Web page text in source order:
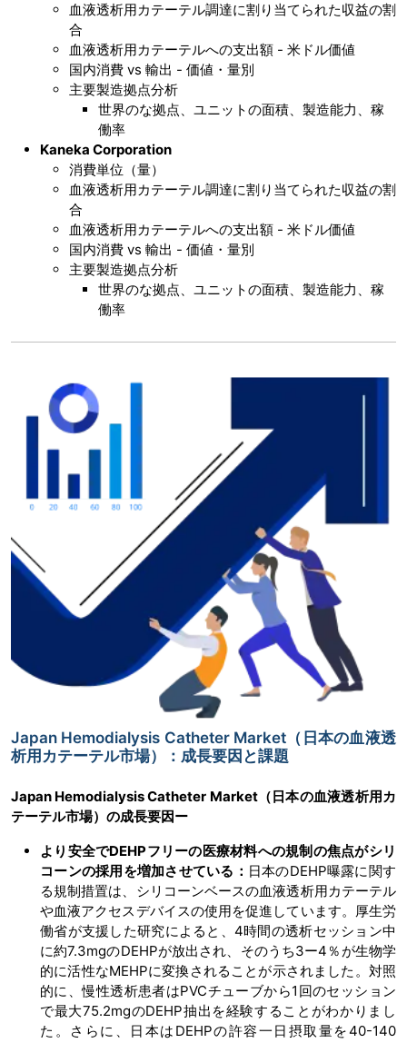
血液透析用カテーテル調達に割り当てられた収益の割
合
血液透析用カテーテルへの支出額 - 米ドル価値
国内消費 vs 輸出 - 価値・量別
主要製造拠点分析
世界のな拠点、ユニットの面積、製造能力、稼
働率
Kaneka Corporation
消費単位（量）
血液透析用カテーテル調達に割り当てられた収益の割
合
血液透析用カテーテルへの支出額 - 米ドル価値
国内消費 vs 輸出 - 価値・量別
主要製造拠点分析
世界のな拠点、ユニットの面積、製造能力、稼
働率
Japan Hemodialysis Catheter Market（日本の血液透
析用カテーテル市場）：成長要因と課題
Japan Hemodialysis Catheter Market（日本の血液透析用カ
テーテル市場）の成長要因ー
より安全でDEHPフリーの医療材料への規制の焦点がシリ
コーンの採用を増加させている： 日本のDEHP曝露に関す
る規制措置は、シリコーンベースの血液透析用カテーテル
や血液アクセスデバイスの使用を促進しています。厚生労
働省が支援した研究によると、4時間の透析セッション中
に約7.3mgのDEHPが放出され、そのうち3ー4％が生物学
的に活性なMEHPに変換されることが示されました。対照
的に、慢性透析患者はPVCチューブから1回のセッション
で最大75.2mgのDEHP抽出を経験することがわかりまし
た。さらに、日本はDEHPの許容一日摂取量を40-140